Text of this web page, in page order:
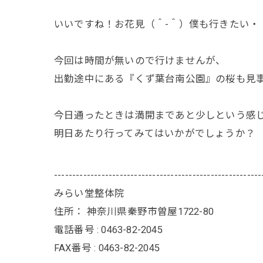
いいですね！お花見（＾-＾）僕も行きたい・
今回は時間が無いので行けませんが、
出勤途中にある『くず葉台南公園』の桜も見
今日通ったときは満開まであと少しという感
明日あたり行ってみてはいかがでしょうか？
みらい堂整体院
住所： 神奈川県秦野市曽屋1722-80
電話番号 :0463-82-2045
FAX番号 : 0463-82-2045